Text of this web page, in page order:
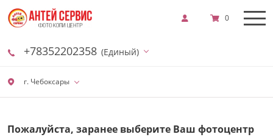
г. Чебоксары
+78352202358 (Единый)
0
Пожалуйста, заранее выберите Ваш фотоцентр